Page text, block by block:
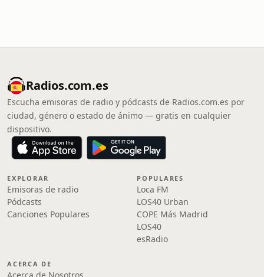
Radios.com.es
Escucha emisoras de radio y pódcasts de Radios.com.es por
ciudad, género o estado de ánimo — gratis en cualquier
dispositivo.
EXPLORAR
Emisoras de radio
Pódcasts
Canciones Populares
POPULARES
Loca FM
LOS40 Urban
COPE Más Madrid
LOS40
esRadio
ACERCA DE